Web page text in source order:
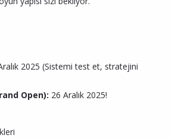
2025 (Sistemi test et, stratejini
Open): 26 Aralık 2025!